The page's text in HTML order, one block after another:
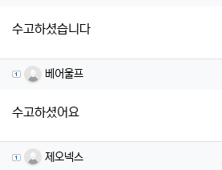
수고하셨습니다
베어울프님의 댓글
베어울프
수고하셨어요
제오넥스님의 댓글
제오넥스